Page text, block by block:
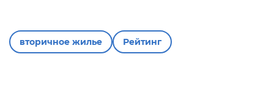
вторичное жилье Рейтинг